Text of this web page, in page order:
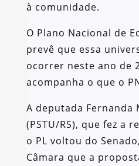
à comunidade.
O Plano Nacional de
prevê que essa
ocorrer neste ano de
acompanha o que o
A deputada Fernanda
(PSTU/RS), que fez a
o PL voltou do
Câmara que a